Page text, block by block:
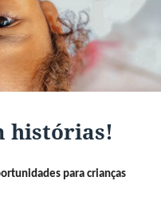
histórias!
para crianças